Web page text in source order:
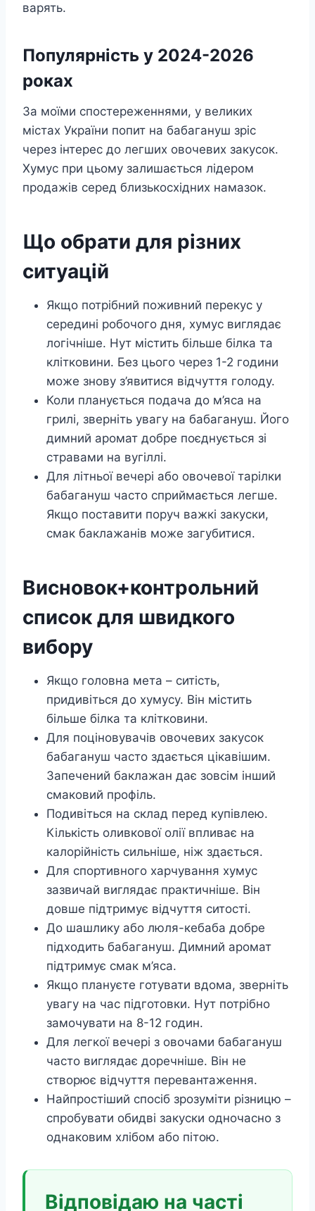
варять.
Популярність у 2024-2026
роках
За моїми спостереженнями, у великих
містах України попит на бабагануш зріс
через інтерес до легших овочевих закусок.
Хумус при цьому залишається лідером
продажів серед близькосхідних намазок.
Що обрати для різних
ситуацій
Якщо потрібний поживний перекус у
середині робочого дня, хумус виглядає
логічніше. Нут містить більше білка та
клітковини. Без цього через 1-2 години
може знову з’явитися відчуття голоду.
Коли планується подача до м’яса на
грилі, зверніть увагу на бабагануш. Його
димний аромат добре поєднується зі
стравами на вугіллі.
Для літньої вечері або овочевої тарілки
бабагануш часто сприймається легше.
Якщо поставити поруч важкі закуски,
смак баклажанів може загубитися.
Висновок+контрольний
список для швидкого
вибору
Якщо головна мета – ситість,
придивіться до хумусу. Він містить
більше білка та клітковини.
Для поціновувачів овочевих закусок
бабагануш часто здається цікавішим.
Запечений баклажан дає зовсім інший
смаковий профіль.
Подивіться на склад перед купівлею.
Кількість оливкової олії впливає на
калорійність сильніше, ніж здається.
Для спортивного харчування хумус
зазвичай виглядає практичніше. Він
довше підтримує відчуття ситості.
До шашлику або люля-кебаба добре
підходить бабагануш. Димний аромат
підтримує смак м’яса.
Якщо плануєте готувати вдома, зверніть
увагу на час підготовки. Нут потрібно
замочувати на 8-12 годин.
Для легкої вечері з овочами бабагануш
часто виглядає доречніше. Він не
створює відчуття перевантаження.
Найпростіший спосіб зрозуміти різницю –
спробувати обидві закуски одночасно з
однаковим хлібом або пітою.
Відповідаю на часті